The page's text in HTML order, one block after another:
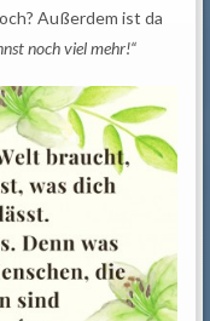
Außerdem ist da
noch viel mehr!“